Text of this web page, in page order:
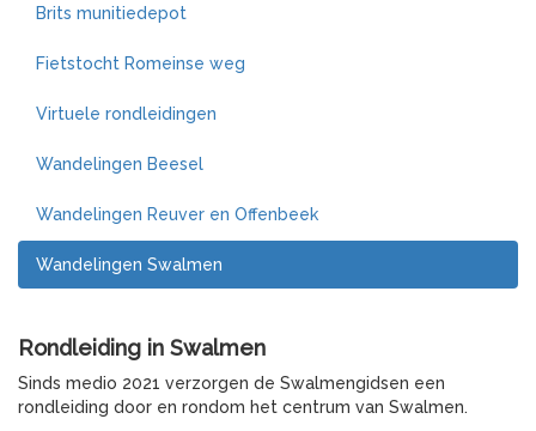
Brits munitiedepot
Fietstocht Romeinse weg
Virtuele rondleidingen
Wandelingen Beesel
Wandelingen Reuver en Offenbeek
Wandelingen Swalmen
Rondleiding in Swalmen
Sinds medio 2021 verzorgen de Swalmengidsen een
rondleiding door en rondom het centrum van Swalmen.